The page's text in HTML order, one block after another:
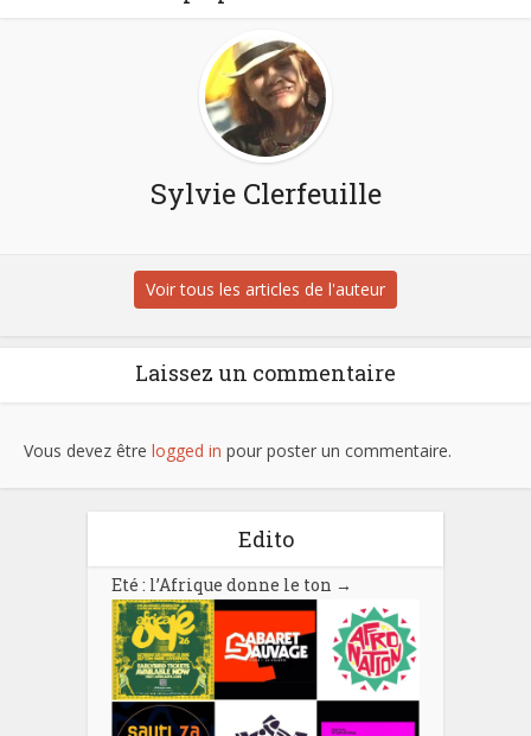
Sylvie Clerfeuille
Voir tous les articles de l'auteur
Laissez un commentaire
Vous devez être logged in pour poster un commentaire.
Edito
Eté : l’Afrique donne le ton →